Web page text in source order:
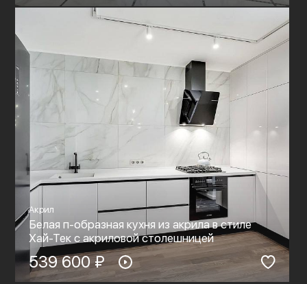
Акрил
Белая п-образная кухня из акрила в стиле
Хай-Тек c акриловой столешницей
539 600 ₽